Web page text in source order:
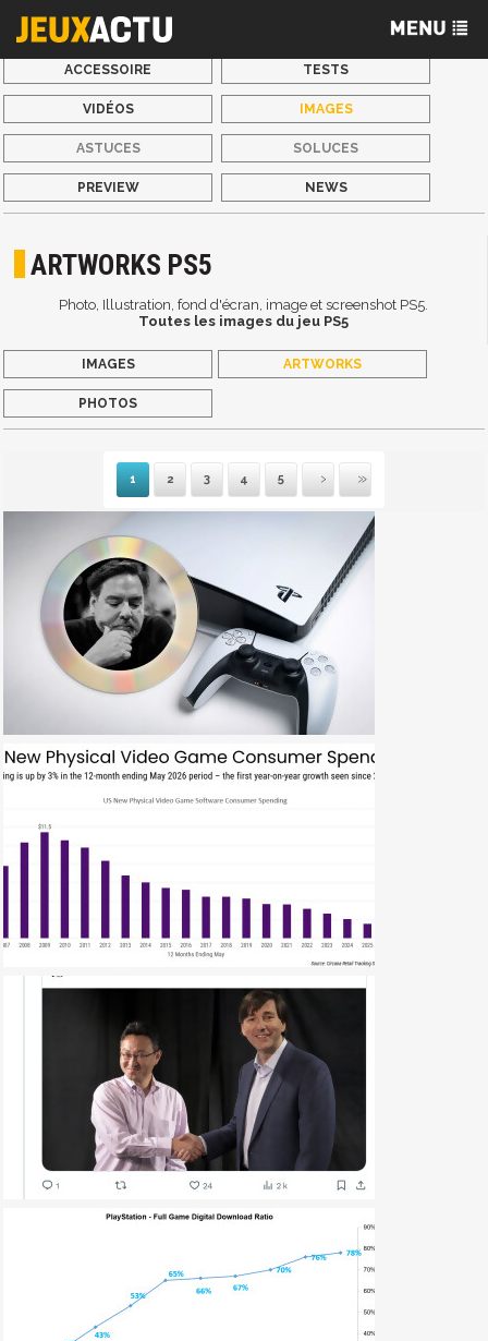
ACCESSOIRE TESTS
VIDÉOS IMAGES
ASTUCES SOLUCES
PREVIEW NEWS
ARTWORKS PS5
Photo, Illustration, fond d'écran, image et screenshot PS5.
Toutes les images du jeu PS5
IMAGES ARTWORKS
PHOTOS
1 2 3 4 5
Suivante
Dernière